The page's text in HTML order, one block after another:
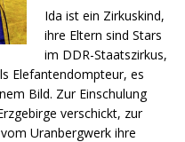
Ida ist ein Zirkuskind,
ihre Eltern sind Stars
im DDR-Staatszirkus,
Elefantendompteur, es
Bild. Zur Einschulung
verschickt, zur
Uranbergwerk ihre